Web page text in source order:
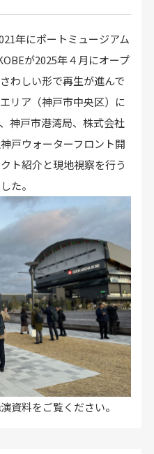
年にポートミュージアム
が2025年４月にオープ
わしい形で再生が進んで
リア（神戸市中央区）に
神戸市港湾局、株式会社
戸ウォーターフロント開
ト紹介と現地視察を行う
た。
資料をご覧ください。